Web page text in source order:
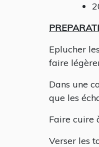
Eplucher
faire
Dans une
que les
Faire cuire
Verser les